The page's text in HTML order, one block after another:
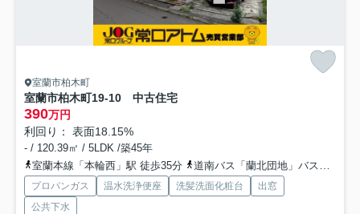
室蘭市柏木町
室蘭市柏木町19-10 中古住宅
390万円
利回り： 表面18.15%
- / 120.39㎡ / 5LDK /築45年
室蘭本線「本輪西」駅 徒歩35分
道南バス「蘭北団地」バス停下車 徒歩4分
プロパンガス 温水洗浄便座 洗髪洗面化粧台
出窓
公共下水